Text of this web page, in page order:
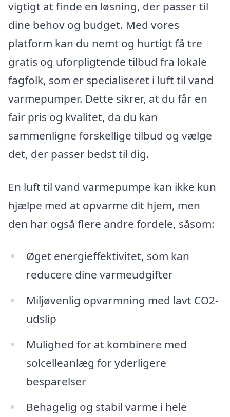
vigtigt at finde en løsning, der passer til
dine behov og budget. Med vores
platform kan du nemt og hurtigt få tre
gratis og uforpligtende tilbud fra lokale
fagfolk, som er specialiseret i luft til vand
varmepumper. Dette sikrer, at du får en
fair pris og kvalitet, da du kan
sammenligne forskellige tilbud og vælge
det, der passer bedst til dig.
En luft til vand varmepumpe kan ikke kun
hjælpe med at opvarme dit hjem, men
den har også flere andre fordele, såsom:
Øget energieffektivitet, som kan
reducere dine varmeudgifter
Miljøvenlig opvarmning med lavt CO2-
udslip
Mulighed for at kombinere med
solcelleanlæg for yderligere
besparelser
Behagelig og stabil varme i hele